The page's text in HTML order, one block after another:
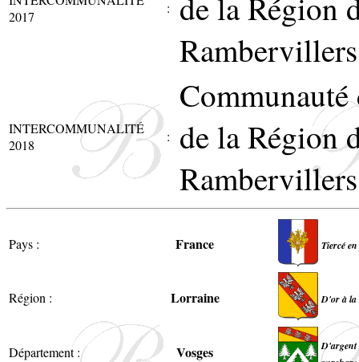
2017
:
Rambervillers
INTERCOMMUNALITÉ
2018
:
Communauté
de la Région
Rambervillers
Pays : France Tiercé
Région : Lorraine D'or à la
Département : Vosges